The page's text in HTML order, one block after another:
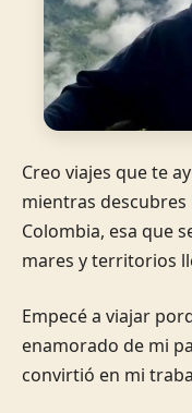
Creo viajes que te
mientras
Colombia, esa que
mares y territorios
Empecé a viajar
enamorado de mi
convirtió en mi